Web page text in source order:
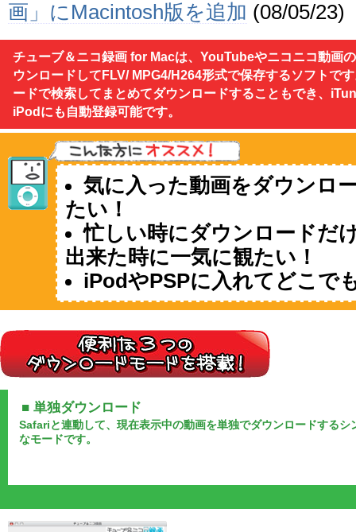
画」にMacintosh版を追加 (08/05/23)
[INTERNET Watch] Mac用の「
対応動画ダウンロードソフト(08/05/
チューブ＆ニコ録画 for Macは、YouTubeやニコニコ動画
ウンロードしてFLV/ MPG4/H264形式で保存するソフトで
ードで検索してまとめてダウンロードすることもでき、
iPodにも自動登録可能です。
気に入った動画をダウンロ
たい！
忙しい時にダウンロードだ
出来た時に一気に観たい！
iPodやPSPに入れてどこで
■ 単独ダウンロード
Safariと連動して、現在表示中の動画を単独でダウンロードするシ
なモードです。